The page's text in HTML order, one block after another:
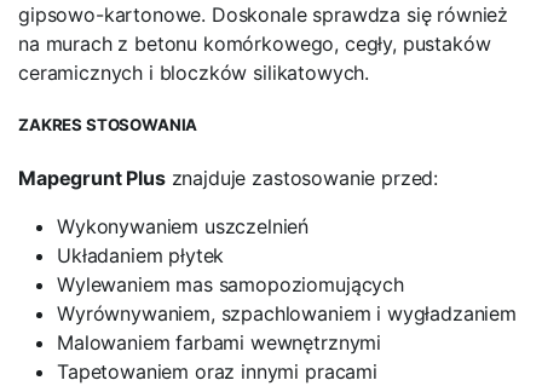
gipsowo-kartonowe. Doskonale sprawdza się również
na murach z betonu komórkowego, cegły, pustaków
ceramicznych i bloczków silikatowych.
ZAKRES STOSOWANIA
Mapegrunt Plusznajduje zastosowanie przed:
Wykonywaniem uszczelnień
Układaniem płytek
Wylewaniem mas samopoziomujących
Wyrównywaniem, szpachlowaniem i wygładzaniem
Malowaniem farbami wewnętrznymi
Tapetowaniem oraz innymi pracami